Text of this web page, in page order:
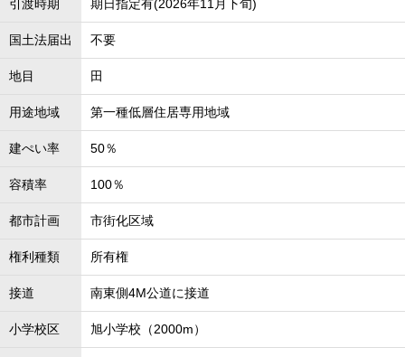
引渡時期 期日指定有(2026年11月下旬)
国土法届出 不要
地目 田
用途地域 第一種低層住居専用地域
建ぺい率 50％
容積率 100％
都市計画 市街化区域
権利種類 所有権
接道 南東側4M公道に接道
小学校区 旭小学校（2000m）